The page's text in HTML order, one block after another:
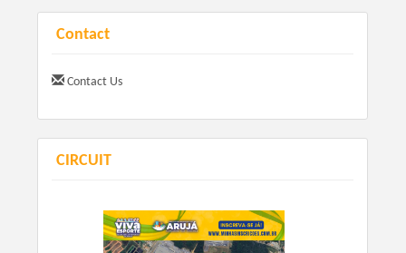
Contact
Contact Us
CIRCUIT